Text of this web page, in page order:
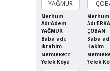
Merhum
Adı:Adem
YAĞMUR
Baba adı:
İbrahim
Memleketi:
Yelek Köyü
Merhum
ÇOBAN
Baba
Hakim
Yelek